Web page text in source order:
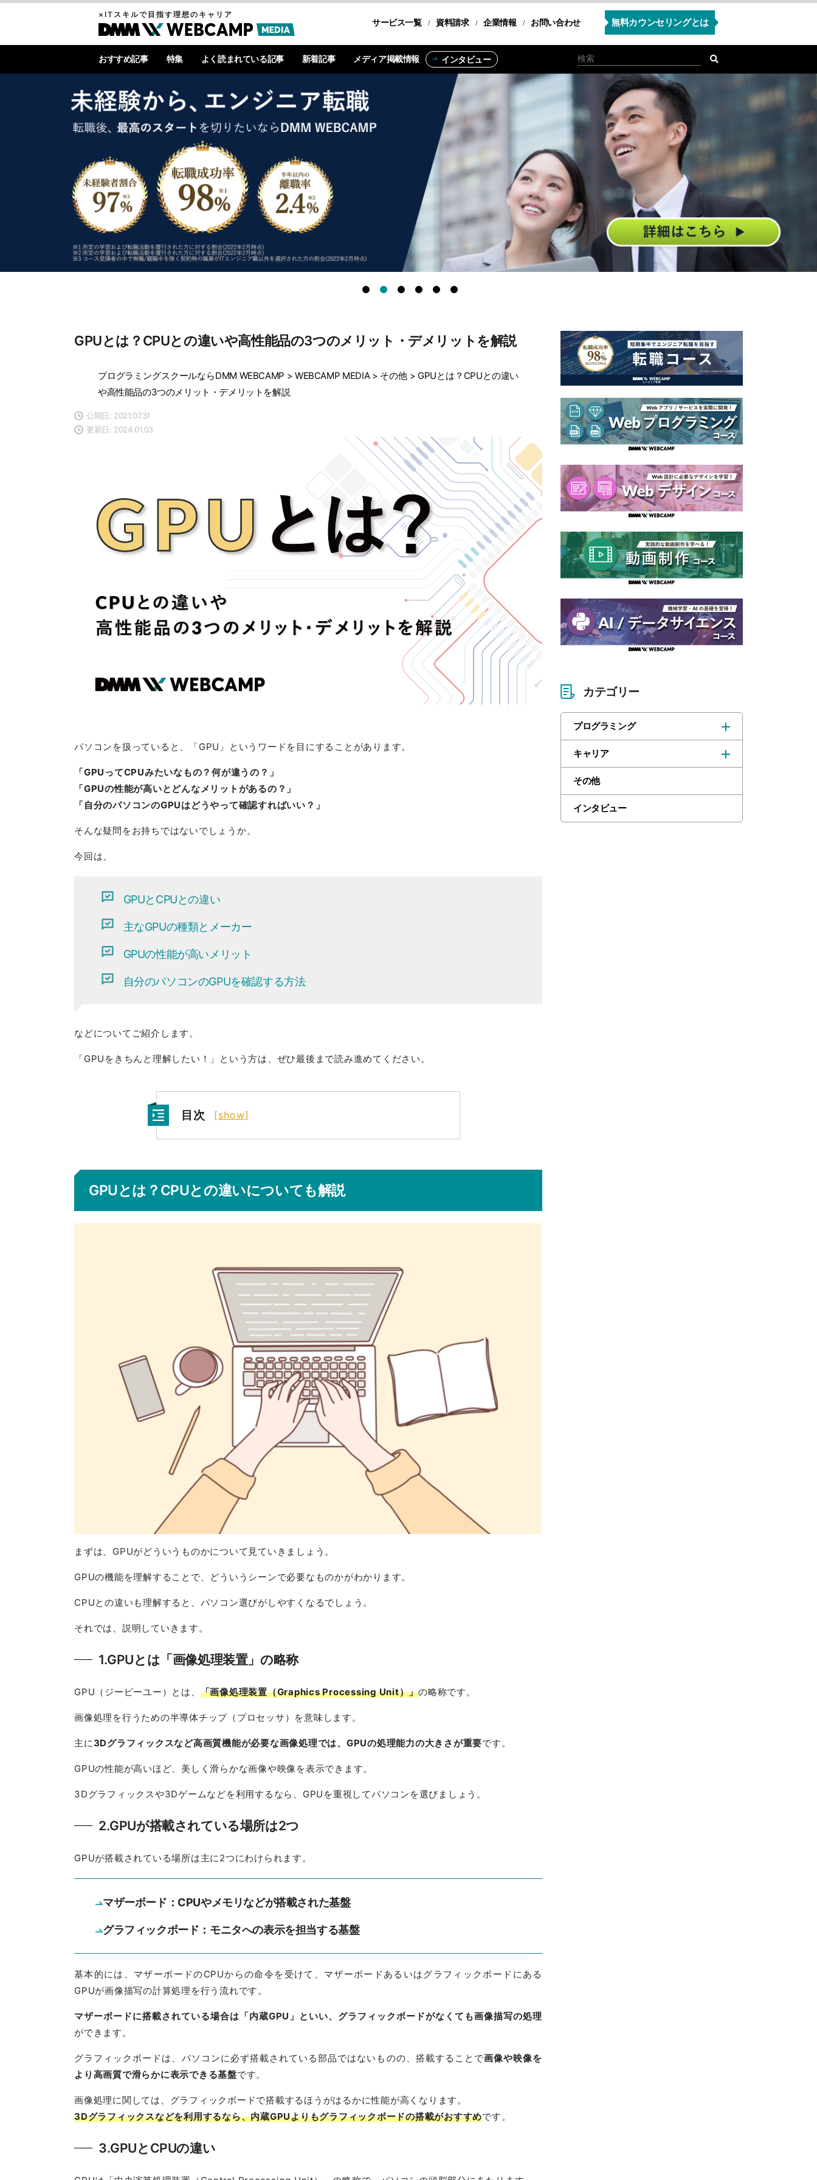
×ITスキルで目指す理想のキャリア
サービス一覧
転職コース 資料請求 企業情報 お問い合わせ 無料カウンセリングとは
おすすめ記事 特集 よく読まれている記事 新着記事 メディア掲載情報 インタビュー
GPUとは？CPUとの違いや高性能品の3つのメリット・デメリットを解説
プログラミングスクールならDMM WEBCAMP >WEBCAMP MEDIA> その他> GPUとは？CPUとの違い
や高性能品の3つのメリット・デメリットを解説
公開日: 2021.07.31
更新日: 2024.01.03
パソコンを扱っていると、「GPU」というワードを目にすることがあります。
「GPUってCPUみたいなもの？何が違うの？」
「GPUの性能が高いとどんなメリットがあるの？」
「自分のパソコンのGPUはどうやって確認すればいい？」
そんな疑問をお持ちではないでしょうか。
今回は、
GPUとCPUとの違い
主なGPUの種類とメーカー
GPUの性能が高いメリット
自分のパソコンのGPUを確認する方法
などについてご紹介します。
「GPUをきちんと理解したい！」という方は、ぜひ最後まで読み進めてください。
目次 [show]
GPUとは？CPUとの違いについても解説
まずは、GPUがどういうものかについて見ていきましょう。
GPUの機能を理解することで、どういうシーンで必要なものかがわかります。
CPUとの違いも理解すると、パソコン選びがしやすくなるでしょう。
それでは、説明していきます。
1.GPUとは「画像処理装置」の略称
GPU（ジーピーユー）とは、 「画像処理装置（Graphics Processing Unit）」の略称です。
画像処理を行うための半導体チップ（プロセッサ）を意味します。
主に 3Dグラフィックスなど高画質機能が必要な画像処理では、GPUの処理能力の大きさが重要です。
GPUの性能が高いほど、美しく滑らかな画像や映像を表示できます。
3Dグラフィックスや3Dゲームなどを利用するなら、GPUを重視してパソコンを選びましょう。
2.GPUが搭載されている場所は2つ
GPUが搭載されている場所は主に2つにわけられます。
マザーボード：CPUやメモリなどが搭載された基盤
グラフィックボード：モニタへの表示を担当する基盤
基本的には、マザーボードのCPUからの命令を受けて、マザーボードあるいはグラフィックボードにある
GPUが画像描写の計算処理を行う流れです。
マザーボードに搭載されている場合は「内蔵GPU」といい、グラフィックボードがなくても画像描写の処理
ができます。
グラフィックボードは、パソコンに必ず搭載されている部品ではないものの、搭載することで画像や映像を
より高画質で滑らかに表示できる基盤です。
画像処理に関しては、グラフィックボードで搭載するほうがはるかに性能が高くなります。
3Dグラフィックスなどを利用するなら、内蔵GPUよりもグラフィックボードの搭載がおすすめです。
3.GPUとCPUの違い
カテゴリー
プログラミング
キャリア
その他
インタビュー